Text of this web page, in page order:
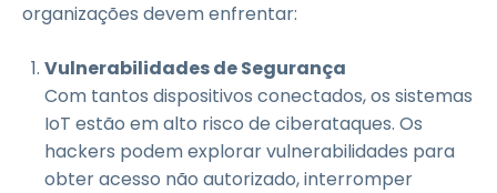
organizações devem enfrentar:
Vulnerabilidades de Segurança
Com tantos dispositivos conectados, os sistemas
IoT estão em alto risco de ciberataques. Os
hackers podem explorar vulnerabilidades para
obter acesso não autorizado, interromper